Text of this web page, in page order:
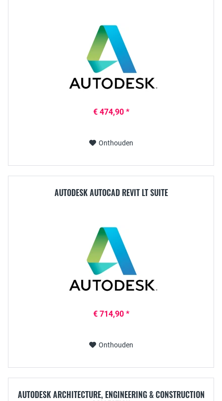
€ 474,90 *
Onthouden
AUTODESK AUTOCAD REVIT LT SUITE
€ 714,90 *
Onthouden
AUTODESK ARCHITECTURE, ENGINEERING & CONSTRUCTION